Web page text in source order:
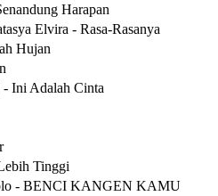
Harapan
Elvira - Rasa-Rasanya
Hujan
Ini Adalah Cinta
Tinggi
- BENCI KANGEN KAMU